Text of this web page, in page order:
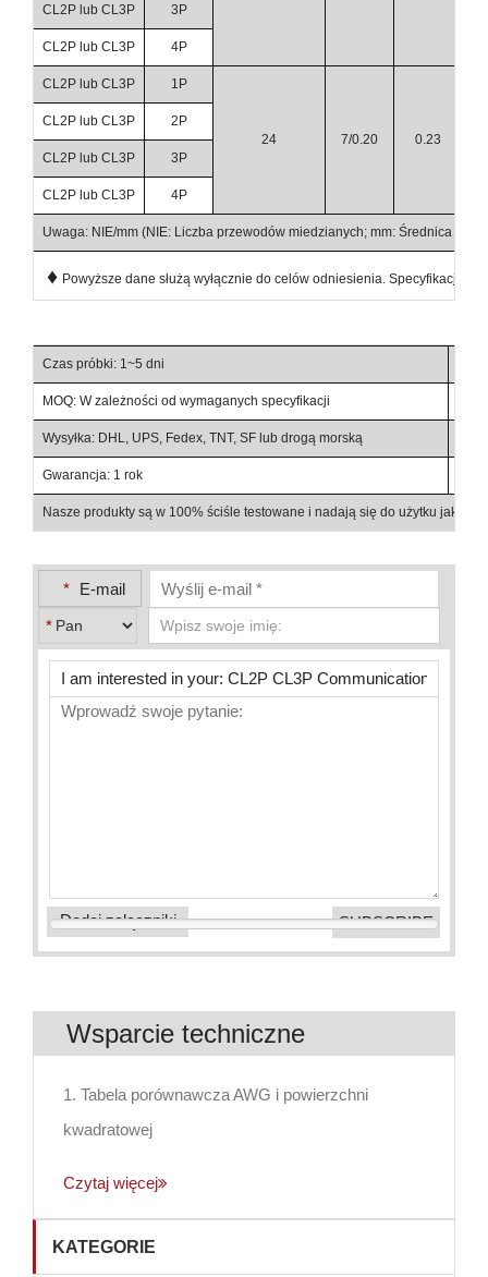
CL2P lub CL3P 3P
CL2P lub CL3P 4P
CL2P lub CL3P 1P
24 7/0.20 0.23
CL2P lub CL3P 2P
CL2P lub CL3P 3P
CL2P lub CL3P 4P
Uwaga: NIE/mm (NIE: Liczba przewodów miedzianych; mm: Średnica
♦ Powyższe dane służą wyłącznie do celów odniesienia. Specyfikacje
Czas próbki: 1~5 dni
MOQ: W zależności od wymaganych specyfikacji
Wysyłka: DHL, UPS, Fedex, TNT, SF lub drogą morską
Gwarancja: 1 rok
Nasze produkty są w 100% ściśle testowane i nadają się do użytku jako
* E-mail
*
Dodaj załączniki
Wsparcie techniczne
1. Tabela porównawcza AWG i powierzchni
kwadratowej
Czytaj więcej
KATEGORIE